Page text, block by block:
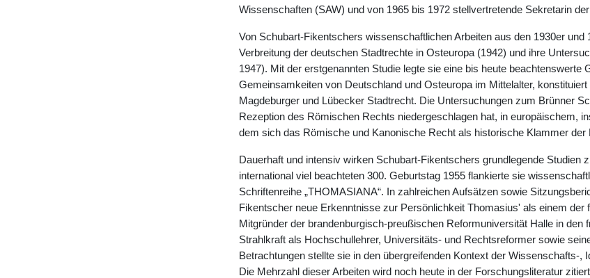
Wissenschaften (SAW) und von 1965 bis 1972 stellvertretende Sekretarin
Von Schubart-Fikentschers wissenschaftlichen Arbeiten aus den 1930er
Verbreitung der deutschen Stadtrechte in Osteuropa (1942) und ihre
1947). Mit der erstgenannten Studie legte sie eine bis heute
Gemeinsamkeiten von Deutschland und Osteuropa im Mittelalter,
Magdeburger und Lübecker Stadtrecht. Die Untersuchungen zum Brünner
Rezeption des Römischen Rechts niedergeschlagen hat, in europäischem,
dem sich das Römische und Kanonische Recht als historische Klammer der
Dauerhaft und intensiv wirken Schubart-Fikentschers grundlegende Studien
international viel beachteten 300. Geburtstag 1955 flankierte sie
Schriftenreihe „THOMASIANA“. In zahlreichen Aufsätzen sowie
Fikentscher neue Erkenntnisse zur Persönlichkeit Thomasius' als einem der
Mitgründer der brandenburgisch-preußischen Reformuniversität Halle in den
Strahlkraft als Hochschullehrer, Universitäts- und Rechtsreformer sowie
Betrachtungen stellte sie in den übergreifenden Kontext der Wissenschafts-
Die Mehrzahl dieser Arbeiten wird noch heute in der Forschungsliteratur